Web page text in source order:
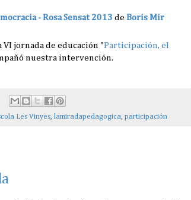
- Rosa Sensat 2013 de Boris Mir
jornada de educación "Participación, el
nuestra intervención.
Les Vinyes, lamiradapedagogica, participación